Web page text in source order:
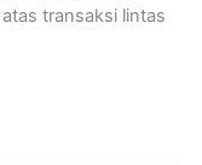
transaksi lintas